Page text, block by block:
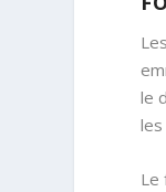
le
les
Le